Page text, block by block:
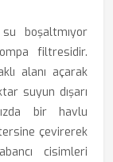
boşaltmıyor
filtresidir.
alanı açarak
suyun dışarı
bir havlu
çevirerek
cisimleri